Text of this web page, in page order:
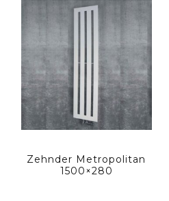
Zehnder Metropolitan
1500×280